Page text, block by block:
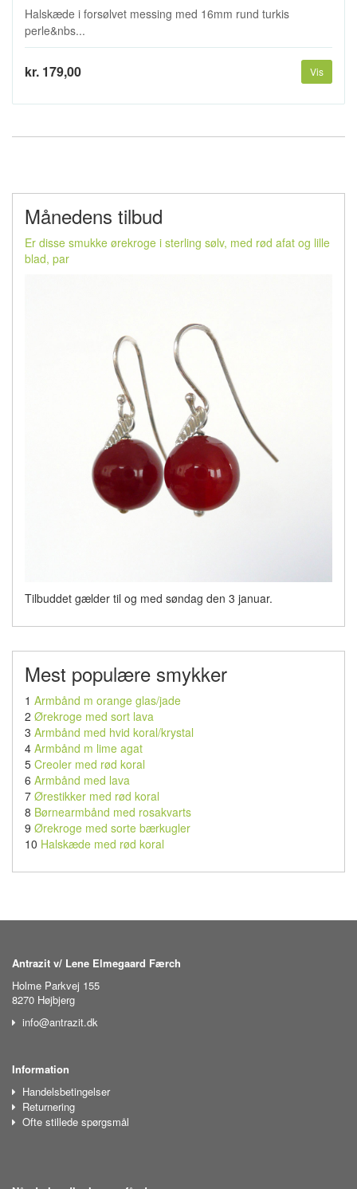
Halskæde i forsølvet messing med 16mm rund turkis
perle&nbs...
kr. 179,00 Vis
Månedens tilbud
Er disse smukke ørekroge i sterling sølv, med rød afat og lille
blad, par
Tilbuddet gælder til og med søndag den 3 januar.
Mest populære smykker
1 Armbånd m orange glas/jade
2 Ørekroge med sort lava
3 Armbånd med hvid koral/krystal
4 Armbånd m lime agat
5 Creoler med rød koral
6 Armbånd med lava
7 Ørestikker med rød koral
8 Børnearmbånd med rosakvarts
9 Ørekroge med sorte bærkugler
10 Halskæde med rød koral
Antrazit v/ Lene Elmegaard Færch
Holme Parkvej 155
8270 Højbjerg
info@antrazit.dk
Information
Handelsbetingelser
Returnering
Ofte stillede spørgsmål